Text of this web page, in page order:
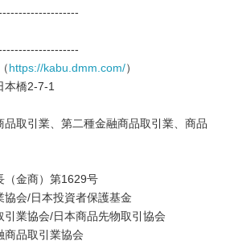
https://kabu.dmm.com/）
本橋2-7-1
取引業、第二種金融商品取引業、商品
（金商）第1629号
協会/日本投資者保護基金
業協会/日本商品先物取引協会
商品取引業協会